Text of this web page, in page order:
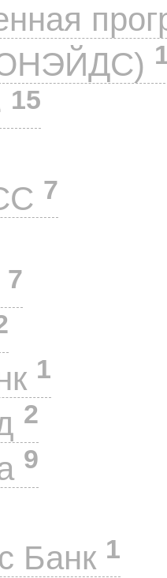
15
7
7
1
2
9
Банк 1